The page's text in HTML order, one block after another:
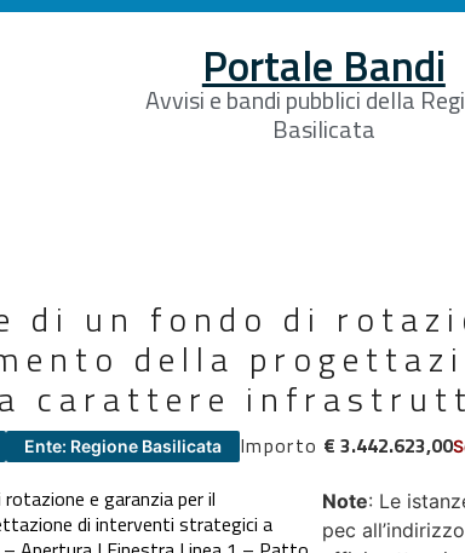
Portale Bandi
Avvisi e bandi pubblici della
Basilicata
di un fondo di
della
carattere
Ente: Regione Basilicata Importo € 3.442.623,00
e garanzia per il
di interventi strategici a
Note: Le
pec